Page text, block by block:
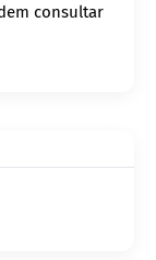
consultar